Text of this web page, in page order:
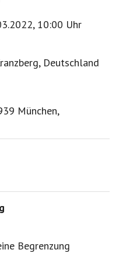
10:00 Uhr
Deutschland
München,
Begrenzung